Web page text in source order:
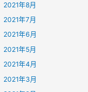
2021年8月
2021年7月
2021年6月
2021年5月
2021年4月
2021年3月